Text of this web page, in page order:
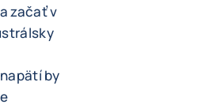
začať v
by